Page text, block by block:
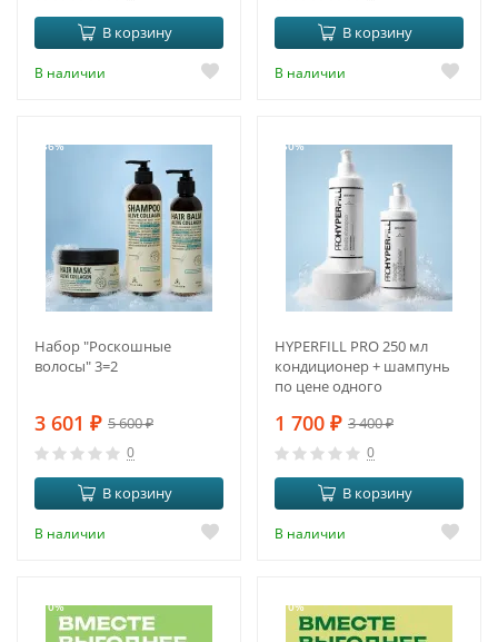
В корзину
В наличии
В корзину
В наличии
-36%
Набор "Роскошные
волосы" 3=2
3 601 ₽ 5 600₽
0
В корзину
В наличии
-50%
HYPERFILL PRO 250 мл
кондиционер + шампунь
по цене одного
1 700 ₽ 3 400₽
0
В корзину
В наличии
-10% -10%